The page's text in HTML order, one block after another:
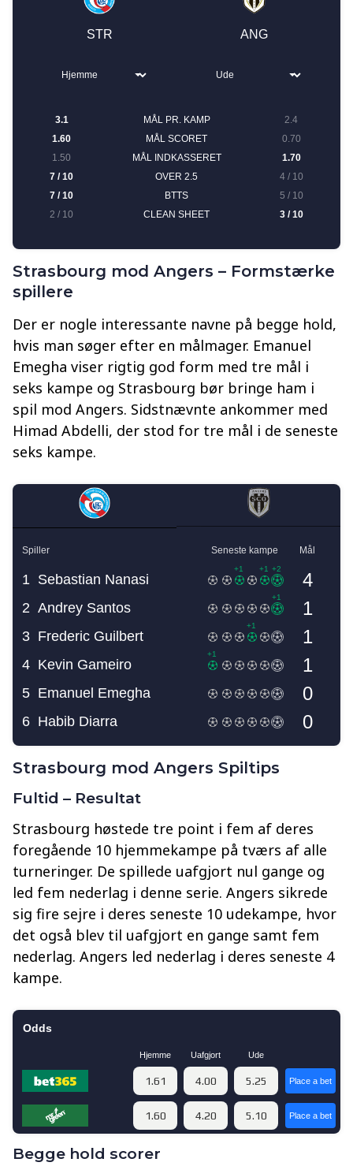
Strasbourg mod Angers – Formstærke
spillere
Der er nogle interessante navne på begge hold,
hvis man søger efter en målmager. Emanuel
Emegha viser rigtig god form med tre mål i
seks kampe og Strasbourg bør bringe ham i
spil mod Angers. Sidstnævnte ankommer med
Himad Abdelli, der stod for tre mål i de seneste
seks kampe.
Strasbourg mod Angers Spiltips
Fultid – Resultat
Strasbourg høstede tre point i fem af deres
foregående 10 hjemmekampe på tværs af alle
turneringer. De spillede uafgjort nul gange og
led fem nederlag i denne serie. Angers sikrede
sig fire sejre i deres seneste 10 udekampe, hvor
det også blev til uafgjort en gange samt fem
nederlag. Angers led nederlag i deres seneste 4
kampe.
Begge hold scorer